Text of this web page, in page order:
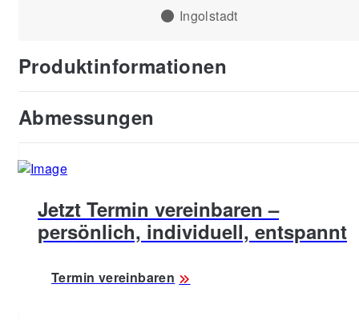
Ingolstadt
Produktinformationen
Abmessungen
Jetzt Termin vereinbaren –
persönlich, individuell, entspannt
Termin vereinbaren